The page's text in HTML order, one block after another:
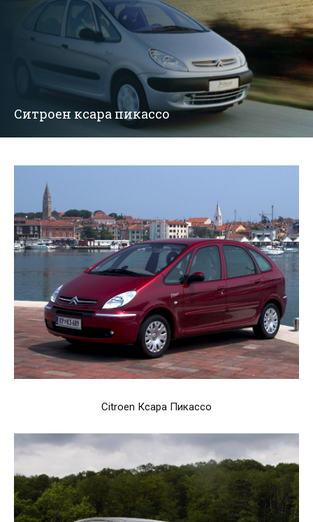
Ситроен ксара пикассо
Citroen Ксара Пикассо